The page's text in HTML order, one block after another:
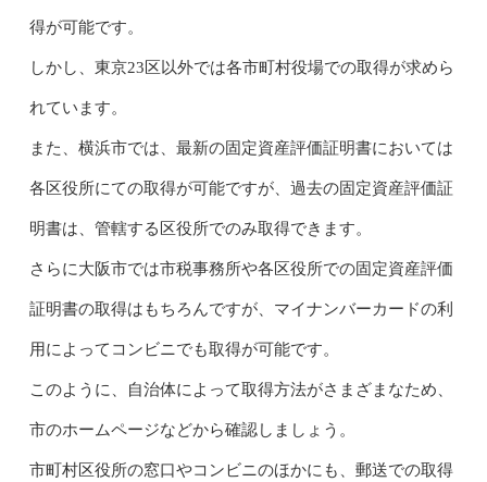
得が可能です。
しかし、東京23区以外では各市町村役場での取得が求めら
れています。
また、横浜市では、最新の固定資産評価証明書においては
各区役所にての取得が可能ですが、過去の固定資産評価証
明書は、管轄する区役所でのみ取得できます。
さらに大阪市では市税事務所や各区役所での固定資産評価
証明書の取得はもちろんですが、マイナンバーカードの利
用によってコンビニでも取得が可能です。
このように、自治体によって取得方法がさまざまなため、
市のホームページなどから確認しましょう。
市町村区役所の窓口やコンビニのほかにも、郵送での取得